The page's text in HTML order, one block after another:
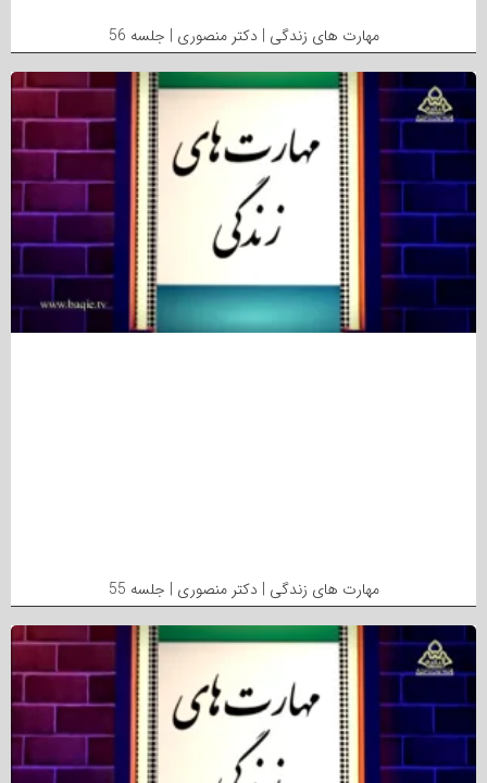
مهارت های زندگی | دکتر منصوری | جلسه 56
مهارت های زندگی | دکتر منصوری | جلسه 55